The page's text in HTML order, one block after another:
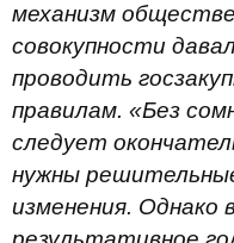
механизм
совокупности
проводить
правилам. «Без
следует
нужны
изменения. Однако